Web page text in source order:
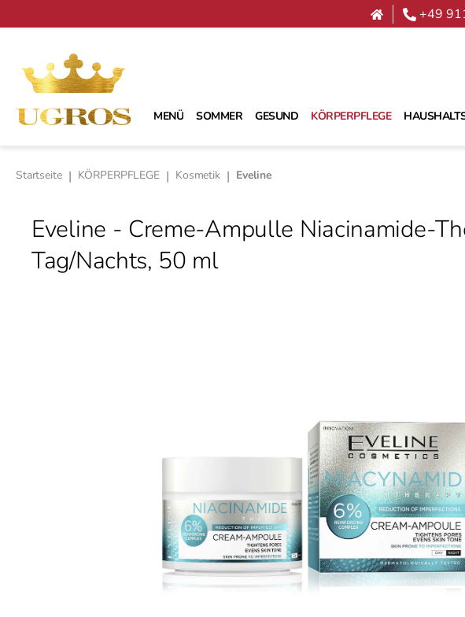
+49
MENÜ SOMMER GESUND KÖRPERPFLEGE
Startseite | KÖRPERPFLEGE | Kosmetik | Eveline
Eveline - Creme-Ampulle Niacinamide-
Tag/Nachts, 50 ml